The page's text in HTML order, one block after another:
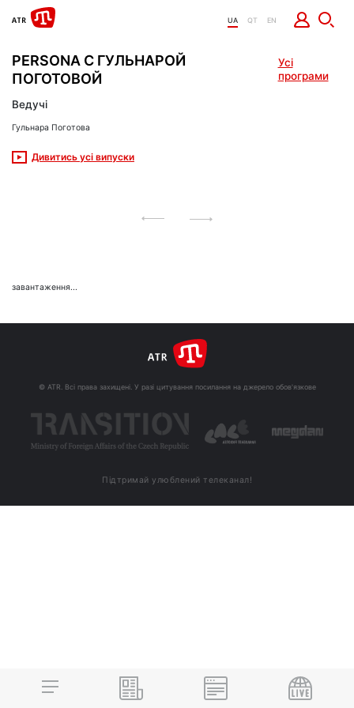
UA QT EN
PERSONA С ГУЛЬНАРОЙ
ПОГОТОВОЙ
Усі
програми
Ведучі
Гульнара Поготова
Дивитись усі випуски
завантаження...
© ATR. Всі права захищені. У разі цитування посилання на джерело обов'язкове
Підтримай улюблений телеканал!